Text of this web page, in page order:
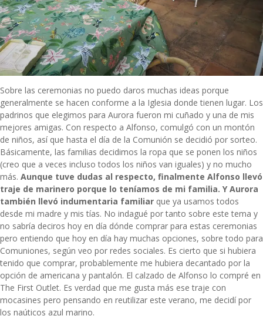
Sobre las ceremonias no puedo daros muchas ideas porque
generalmente se hacen conforme a la Iglesia donde tienen lugar. Los
padrinos que elegimos para Aurora fueron mi cuñado y una de mis
mejores amigas. Con respecto a Alfonso, comulgó con un montón
de niños, así que hasta el día de la Comunión se decidió por sorteo.
Básicamente, las familias decidimos la ropa que se ponen los niños
(creo que a veces incluso todos los niños van iguales) y no mucho
más. Aunque tuve dudas al respecto, finalmente Alfonso llevó
traje de marinero porque lo teníamos de mi familia. Y Aurora
también llevó indumentaria familiar que ya usamos todos
desde mi madre y mis tías. No indagué por tanto sobre este tema y
no sabría deciros hoy en día dónde comprar para estas ceremonias
pero entiendo que hoy en día hay muchas opciones, sobre todo para
Comuniones, según veo por redes sociales. Es cierto que si hubiera
tenido que comprar, probablemente me hubiera decantado por la
opción de americana y pantalón. El calzado de Alfonso lo compré en
The First Outlet. Es verdad que me gusta más ese traje con
mocasines pero pensando en reutilizar este verano, me decidí por
los naúticos azul marino.